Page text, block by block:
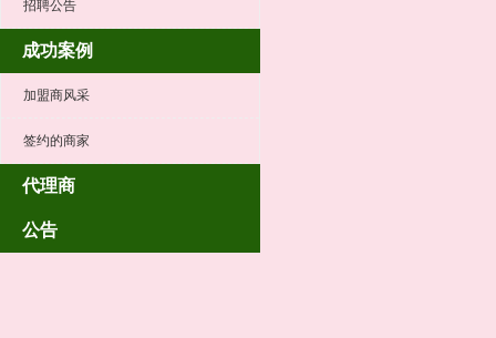
招聘公告
成功案例
加盟商风采
签约的商家
代理商
公告